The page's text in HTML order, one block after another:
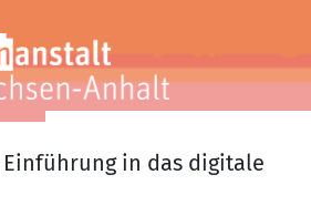
Einführung in das digitale